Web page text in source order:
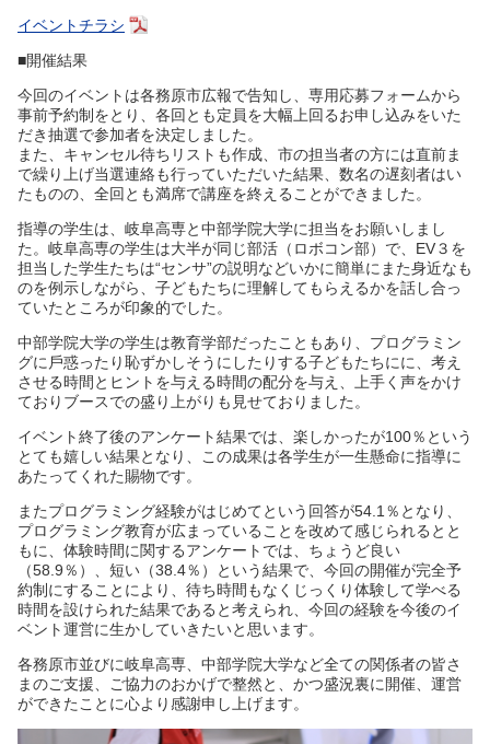
イベントチラシ
■開催結果
今回のイベントは各務原市広報で告知し、専⽤応募フォームから
事前予約制をとり、各回とも定員を⼤幅上回るお申し込みをいた
だき抽選で参加者を決定しました。
また、キャンセル待ちリストも作成、市の担当者の⽅には直前ま
で繰り上げ当選連絡も⾏っていただいた結果、数名の遅刻者はい
たものの、全回とも満席で講座を終えることができました。
指導の学⽣は、岐⾩⾼専と中部学院⼤学に担当をお願いしまし
た。岐⾩⾼専の学⽣は⼤半が同じ部活（ロボコン部）で、EV３を
担当した学⽣たちは“センサ”の説明などいかに簡単にまた⾝近なも
のを例⽰しながら、⼦どもたちに理解してもらえるかを話し合っ
ていたところが印象的でした。
中部学院⼤学の学⽣は教育学部だったこともあり、プログラミン
グに⼾惑ったり恥ずかしそうにしたりする⼦どもたちにに、考え
させる時間とヒントを与える時間の配分を与え、上⼿く声をかけ
ておりブースでの盛り上がりも⾒せておりました。
イベント終了後のアンケート結果では、楽しかったが100％という
とても嬉しい結果となり、この成果は各学⽣が⼀⽣懸命に指導に
あたってくれた賜物です。
またプログラミング経験がはじめてという回答が54.1％となり、
プログラミング教育が広まっていることを改めて感じられるとと
もに、体験時間に関するアンケートでは、ちょうど良い
（58.9％）、短い（38.4％）という結果で、今回の開催が完全予
約制にすることにより、待ち時間もなくじっくり体験して学べる
時間を設けられた結果であると考えられ、今回の経験を今後のイ
ベント運営に⽣かしていきたいと思います。
各務原市並びに岐⾩⾼専、中部学院⼤学など全ての関係者の皆さ
まのご⽀援、ご協⼒のおかげで整然と、かつ盛況裏に開催、運営
ができたことに⼼より感謝申し上げます。